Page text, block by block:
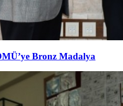
Bronz Madalya